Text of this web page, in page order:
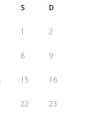
S D
1 2
8 9
15 16
22 23